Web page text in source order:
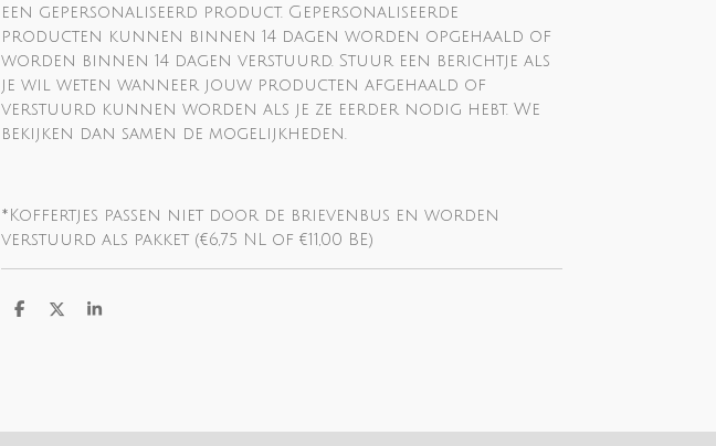
een gepersonaliseerd product. Gepersonaliseerde
producten kunnen binnen 14 dagen worden opgehaald of
worden binnen 14 dagen verstuurd. Stuur een berichtje als
je wil weten wanneer jouw producten afgehaald of
verstuurd kunnen worden als je ze eerder nodig hebt. We
bekijken dan samen de mogelijkheden.
*Koffertjes passen niet door de brievenbus en worden
verstuurd als pakket (€6,75 NL of €11,00 BE)
D
D
S